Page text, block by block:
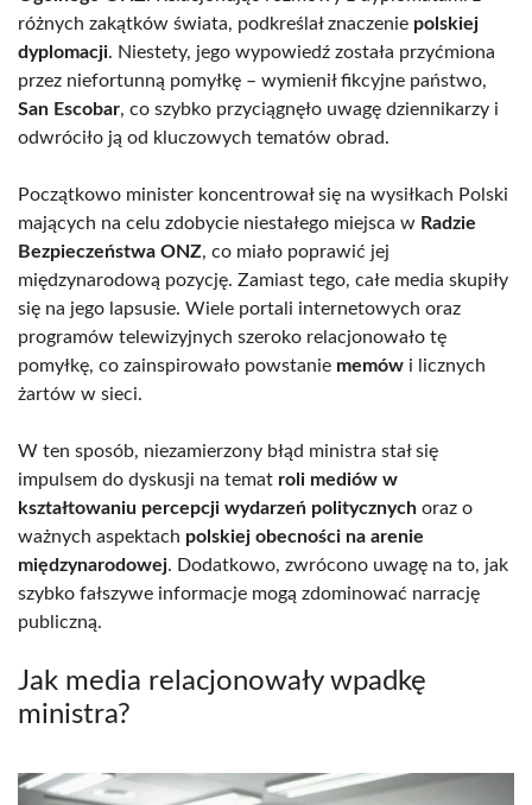
różnych zakątków świata, podkreślał znaczenie polskiej
dyplomacji. Niestety, jego wypowiedź została przyćmiona
przez niefortunną pomyłkę – wymienił fikcyjne państwo,
San Escobar, co szybko przyciągnęło uwagę dziennikarzy i
odwróciło ją od kluczowych tematów obrad.
Początkowo minister koncentrował się na wysiłkach Polski
mających na celu zdobycie niestałego miejsca w Radzie
Bezpieczeństwa ONZ, co miało poprawić jej
międzynarodową pozycję. Zamiast tego, całe media skupiły
się na jego lapsusie. Wiele portali internetowych oraz
programów telewizyjnych szeroko relacjonowało tę
pomyłkę, co zainspirowało powstanie memów i licznych
żartów w sieci.
W ten sposób, niezamierzony błąd ministra stał się
impulsem do dyskusji na temat roli mediów w
kształtowaniu percepcji wydarzeń politycznych oraz o
ważnych aspektach polskiej obecności na arenie
międzynarodowej. Dodatkowo, zwrócono uwagę na to, jak
szybko fałszywe informacje mogą zdominować narrację
publiczną.
Jak media relacjonowały wpadkę
ministra?